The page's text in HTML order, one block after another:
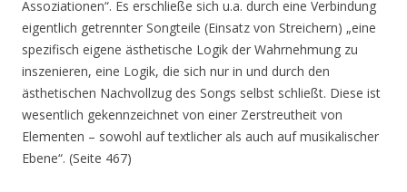
Assoziationen“. Es erschließe sich u.a. durch eine Verbindung
eigentlich getrennter Songteile (Einsatz von Streichern) „eine
spezifisch eigene ästhetische Logik der Wahrnehmung zu
inszenieren, eine Logik, die sich nur in und durch den
ästhetischen Nachvollzug des Songs selbst schließt. Diese ist
wesentlich gekennzeichnet von einer Zerstreutheit von
Elementen – sowohl auf textlicher als auch auf musikalischer
Ebene“. (Seite 467)